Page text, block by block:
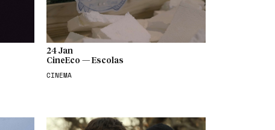
24 Jan
CineEco — Escolas
CINEMA